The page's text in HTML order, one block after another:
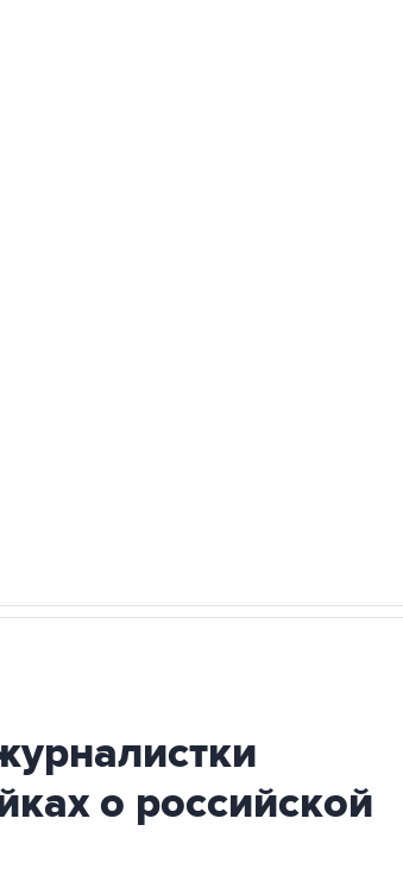
о российской